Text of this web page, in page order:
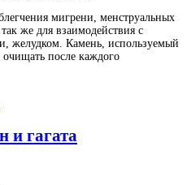
мигрени, менструальных
же для взаимодействия с
желудком. Камень, используемый
очищать после каждого
и гагата